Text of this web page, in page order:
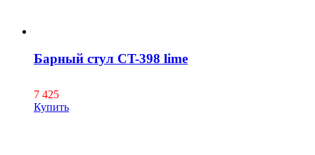
Барный стул CT-398 lime
7 425
Купить